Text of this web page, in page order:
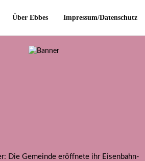
Über Ebbes Impressum/Datenschutz
Die Gemeinde eröffnete ihr Eisenbahn-